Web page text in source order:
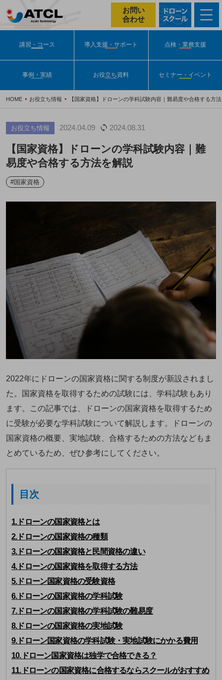
お問い
合わせ
講習・コース 導入支援・サポート 点検・業務支援
事例・実績 お役立ち資料 セミナー・イベント
HOME お役立ち情報 【国家資格】ドローンの学科試験内容｜難易度や合格する方
お役立ち情報 2024.04.09 2024.08.31
【国家資格】ドローンの学科試験内容｜難
易度や合格する方法を解説
#国家資格
2022年にドローンの国家資格に関する制度が新設されまし
た。国家資格を取得するための試験には、学科試験もあり
ます。この記事では、ドローンの国家資格を取得するため
に受験が必要な学科試験について解説します。ドローンの
国家資格の概要、実地試験、合格するための方法などもま
とめているため、ぜひ参考にしてください。
目次
1.ドローンの国家資格とは
2.ドローンの国家資格の種類
3.ドローンの国家資格と民間資格の違い
4.ドローンの国家資格を取得する方法
5.ドローン国家資格の受験資格
6.ドローンの国家資格の学科試験
7.ドローンの国家資格の学科試験の難易度
8.ドローンの国家資格の実地試験
9.ドローン国家資格の学科試験・実地試験にかかる費用
10.ドローン国家資格は独学で合格できる？
11.ドローンの国家資格に合格するならスクールがおすすめ